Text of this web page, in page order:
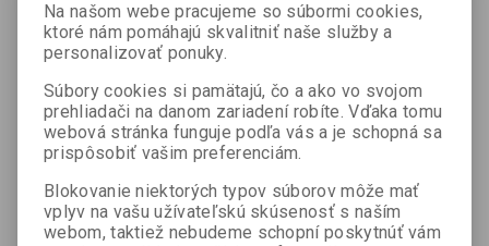


ks Pridať do košíka
Porovnať Pridať k oblúbeným Tlač
Počet v balení:1 ks
Na našom webe pracujeme so súbormi cookies,
ktoré nám pomáhajú skvalitniť naše služby a
personalizovať ponuky.
Súbory cookies si pamätajú, čo a ako vo svojom
prehliadači na danom zariadení robíte. Vďaka tomu
webová stránka funguje podľa vás a je schopná sa
prispôsobiť vašim preferenciám.
Blokovanie niektorých typov súborov môže mať
vplyv na vašu užívateľskú skúsenosť s naším
webom, taktiež nebudeme schopní poskytnúť vám